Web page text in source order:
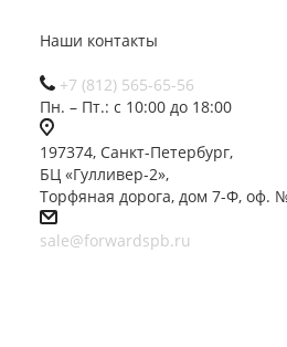
Наши контакты
+7 (812) 565-65-56
Пн. – Пт.: с 10:00 до 18:00
197374, Санкт-Петербург,
БЦ «Гулливер-2»,
Торфяная дорога, дом 7-Ф, оф.
sale@forwardspb.ru